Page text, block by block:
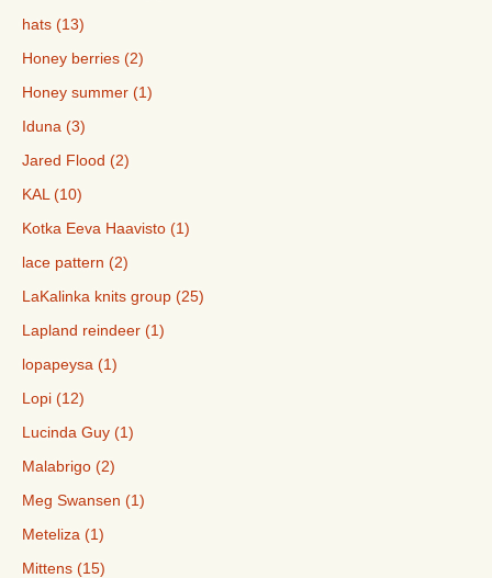
hats (13)
Honey berries (2)
Honey summer (1)
Iduna (3)
Jared Flood (2)
KAL (10)
Kotka Eeva Haavisto (1)
lace pattern (2)
LaKalinka knits group (25)
Lapland reindeer (1)
lopapeysa (1)
Lopi (12)
Lucinda Guy (1)
Malabrigo (2)
Meg Swansen (1)
Meteliza (1)
Mittens (15)